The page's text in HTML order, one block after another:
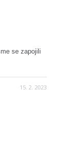
se zapojili
15. 2. 2023